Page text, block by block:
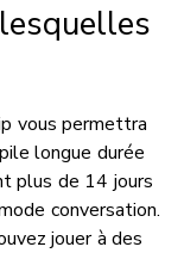
vous permettra
longue durée
plus de 14 jours
conversation.
jouer à des